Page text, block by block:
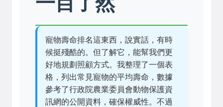
寵物壽命排名這東西，說實話，有時
候挺殘酷的。但了解它，能幫我們更
好地規劃照顧方式。我整理了一個表
格，列出常見寵物的平均壽命，數據
參考了行政院農業委員會動物保護資
訊網的公開資料，確保權威性。不過